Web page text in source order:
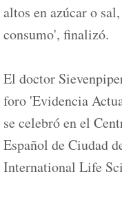
altos en azúcar o
consumo', finalizó.
El doctor
foro 'Evidencia
se celebró en el
Español de Ciudad
International Life